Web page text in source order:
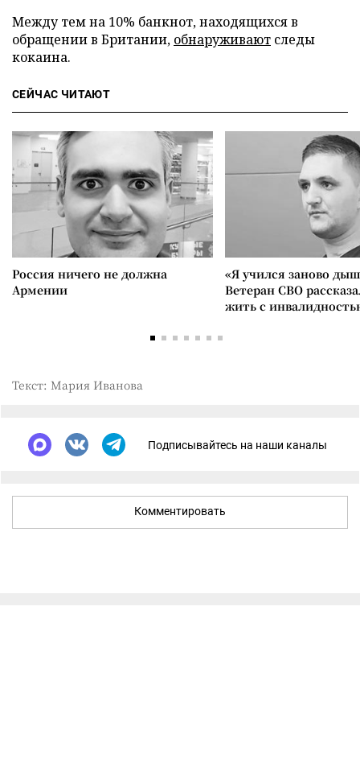
Между тем на 10% банкнот, находящихся в
обращении в Британии, обнаруживают следы
кокаина.
СЕЙЧАС ЧИТАЮТ
Россия ничего не должна
Армении
«Я учился заново
Ветеран СВО
жить с
Текст: Мария Иванова
Подписывайтесь на наши каналы
Комментировать